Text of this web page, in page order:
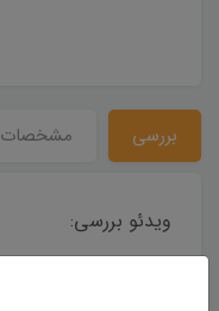
بررسی مشخصات
ویدئو بررسی: